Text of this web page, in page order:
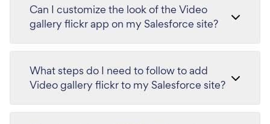
Can I customize the look of the Video
gallery flickr app on my Salesforce site?
What steps do I need to follow to add
Video gallery flickr to my Salesforce site?